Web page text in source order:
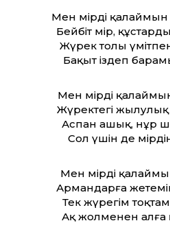
Мен өмірді
Бейбіт өмір,
Жүрек толы
Бақыт іздеп
Мен өмірді
Жүректегі
Аспан ашық, нұр
Сол үшін де
Мен өмірді
Армандарға
Тек жүрегім
Ақ жолменен алға